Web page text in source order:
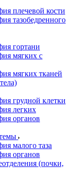
плечевой кости
тазобедренного
гортани
мягких с
мягких тканей
грудной клетки
легких
органов
малого таза
органов
(почки,